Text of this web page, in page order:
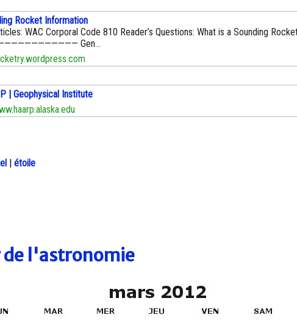
Rocket Information
WAC Corporal Code 810 Reader’s Questions: What is a Sounding
Gen…
| Geophysical Institute
étoile
de l'astronomie